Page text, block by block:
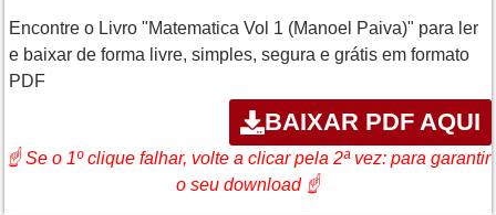
Encontre o Livro "Matematica Vol 1 (Manoel Paiva)" para ler
e baixar de forma livre, simples, segura e grátis em formato
PDF
BAIXAR PDF AQUI
☝ Se o 1º clique falhar, volte a clicar pela 2ª vez: para garantir
o seu download ☝